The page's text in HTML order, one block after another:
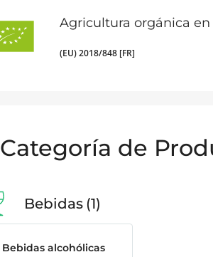
Agricultura orgánica en
(EU) 2018/848 [FR]
Categoría de
Bebidas 1
Bebidas alcohólicas